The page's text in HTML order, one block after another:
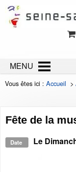
MENU
Vous êtes ici : Accueil >
Fête de la
Date Le